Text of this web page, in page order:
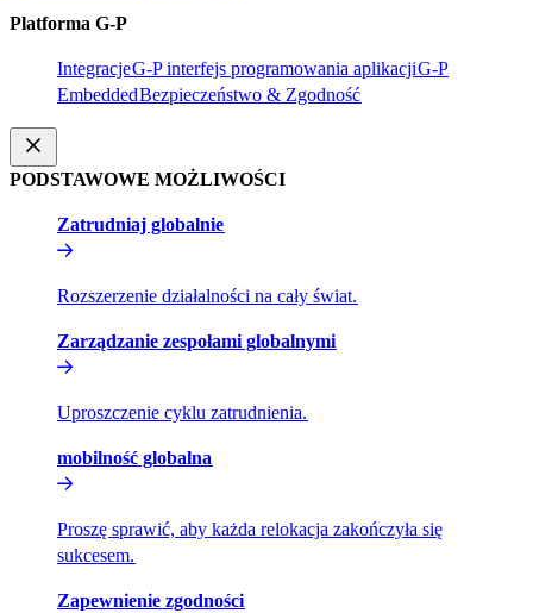
Platforma G-P​​
Integracje​​G-P interfejs programowania aplikacji​​G-P
Embedded​​Bezpieczeństwo & Zgodność​​
PODSTAWOWE MOŻLIWOŚCI​​
Zatrudniaj globalnie​​
Rozszerzenie działalności na cały świat.​​
Zarządzanie zespołami globalnymi​​
Uproszczenie cyklu zatrudnienia.​​
mobilność globalna​​
Proszę sprawić, aby każda relokacja zakończyła się
sukcesem.​​
Zapewnienie zgodności​​